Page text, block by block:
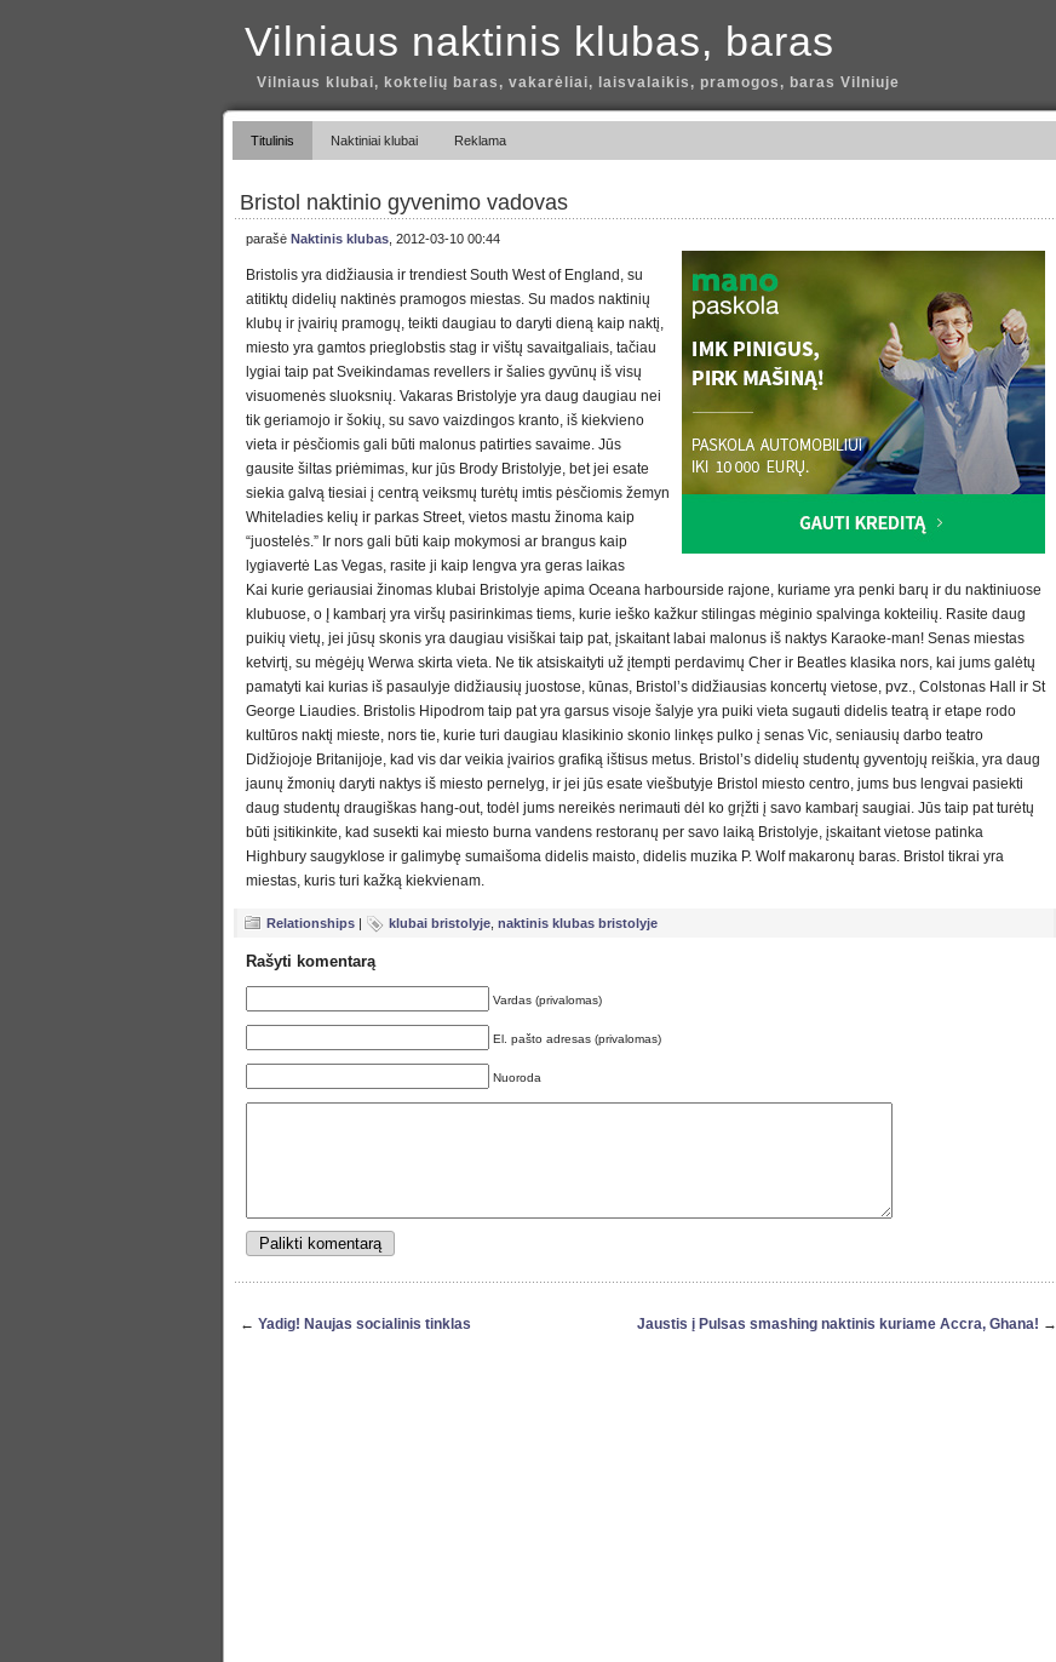
Vilniaus naktinis klubas, baras
Vilniaus klubai, koktelių baras, vakarėliai, laisvalaikis, pramogos, baras Vilniuje
Titulinis Naktiniai klubai Reklama
Bristol naktinio gyvenimo vadovas
parašė Naktinis klubas , 2012-03-10 00:44
Bristolis yra didžiausia ir trendiest South West of England, su
atitiktų didelių naktinės pramogos miestas. Su mados naktinių
klubų ir įvairių pramogų, teikti daugiau to daryti dieną kaip naktį,
miesto yra gamtos prieglobstis stag ir vištų savaitgaliais, tačiau
lygiai taip pat Sveikindamas revellers ir šalies gyvūnų iš visų
visuomenės sluoksnių. Vakaras Bristolyje yra daug daugiau nei
tik geriamojo ir šokių, su savo vaizdingos kranto, iš kiekvieno
vieta ir pėsčiomis gali būti malonus patirties savaime. Jūs
gausite šiltas priėmimas, kur jūs Brody Bristolyje, bet jei esate
siekia galvą tiesiai į centrą veiksmų turėtų imtis pėsčiomis žemyn
Whiteladies kelių ir parkas Street, vietos mastu žinoma kaip
“juostelės.” Ir nors gali būti kaip mokymosi ar brangus kaip
lygiavertė Las Vegas, rasite ji kaip lengva yra geras laikas
Kai kurie geriausiai žinomas klubai Bristolyje apima Oceana harbourside rajone, kuriame yra penki barų ir du naktiniuose
klubuose, o Į kambarį yra viršų pasirinkimas tiems, kurie ieško kažkur stilingas mėginio spalvinga kokteilių. Rasite daug
puikių vietų, jei jūsų skonis yra daugiau visiškai taip pat, įskaitant labai malonus iš naktys Karaoke-man! Senas miestas
ketvirtį, su mėgėjų Werwa skirta vieta. Ne tik atsiskaityti už įtempti perdavimų Cher ir Beatles klasika nors, kai jums galėtų
pamatyti kai kurias iš pasaulyje didžiausių juostose, kūnas, Bristol’s didžiausias koncertų vietose, pvz., Colstonas Hall ir St
George Liaudies. Bristolis Hipodrom taip pat yra garsus visoje šalyje yra puiki vieta sugauti didelis teatrą ir etape rodo
kultūros naktį mieste, nors tie, kurie turi daugiau klasikinio skonio linkęs pulko į senas Vic, seniausių darbo teatro
Didžiojoje Britanijoje, kad vis dar veikia įvairios grafiką ištisus metus. Bristol’s didelių studentų gyventojų reiškia, yra daug
jaunų žmonių daryti naktys iš miesto pernelyg, ir jei jūs esate viešbutyje Bristol miesto centro, jums bus lengvai pasiekti
daug studentų draugiškas hang-out, todėl jums nereikės nerimauti dėl ko grįžti į savo kambarį saugiai. Jūs taip pat turėtų
būti įsitikinkite, kad susekti kai miesto burna vandens restoranų per savo laiką Bristolyje, įskaitant vietose patinka
Highbury saugyklose ir galimybę sumaišoma didelis maisto, didelis muzika P. Wolf makaronų baras. Bristol tikrai yra
miestas, kuris turi kažką kiekvienam.
Relationships | klubai bristolyje naktinis klubas bristolyje
Rašyti komentarą
Vardas (privalomas)
El. pašto adresas (privalomas)
Nuoroda
← Yadig! Naujas socialinis tinklas Jaustis į Pulsas smashing naktinis kuriame Accra, Ghana! →